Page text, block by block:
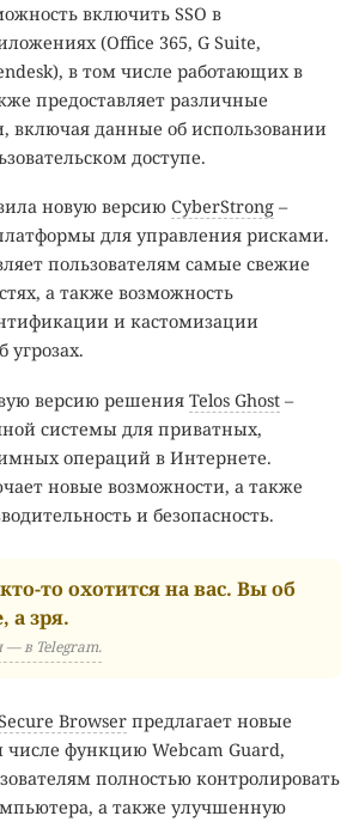
включить SSO в
(Office 365, G Suite,
в том числе работающих в
предоставляет различные
включая данные об использовании
доступе.
новую версию CyberStrong –
для управления рисками.
пользователям самые свежие
а также возможность
и кастомизации
версию решения Telos Ghost –
системы для приватных,
операций в Интернете.
новые возможности, а также
и безопасность.
то охотится на вас. Вы об
а зря.
в Telegram.
Browser предлагает новые
числе функцию Webcam Guard,
полностью контролировать
а также улучшенную